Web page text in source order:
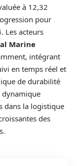
à 12,32
pour
Les acteurs
Marine
intégrant
en temps réel et
de durabilité
dynamique
dans la logistique
des